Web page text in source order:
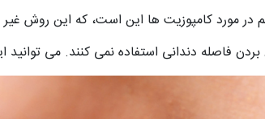
در مورد کامپوزیت ها این است، که این روش
بردن فاصله دندانی استفاده نمی کنند. می